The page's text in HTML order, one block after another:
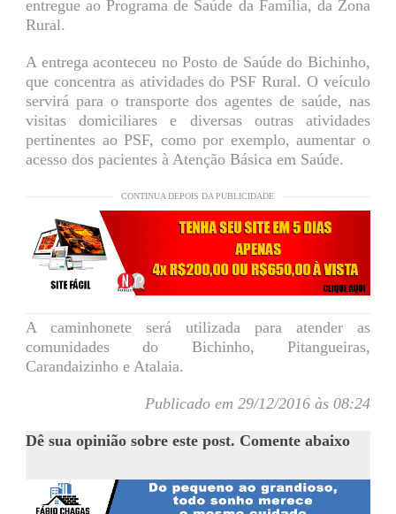
entregue ao Programa de Saúde da Família, da Zona
Rural.
A entrega aconteceu no Posto de Saúde do Bichinho,
que concentra as atividades do PSF Rural. O veículo
servirá para o transporte dos agentes de saúde, nas
visitas domiciliares e diversas outras atividades
pertinentes ao PSF, como por exemplo, aumentar o
acesso dos pacientes à Atenção Básica em Saúde.
CONTINUA DEPOIS DA PUBLICIDADE
A caminhonete será utilizada para atender as
comunidades do Bichinho, Pitangueiras,
Carandaizinho e Atalaia.
Publicado em 29/12/2016 às 08:24
Dê sua opinião sobre este post. Comente abaixo